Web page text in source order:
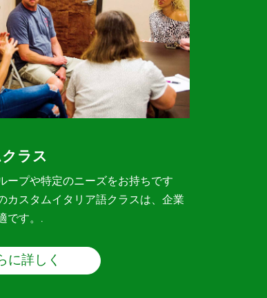
ラス
ープや特定のニーズをお持ちです
カスタムイタリア語クラスは、企業
です。.
に詳しく